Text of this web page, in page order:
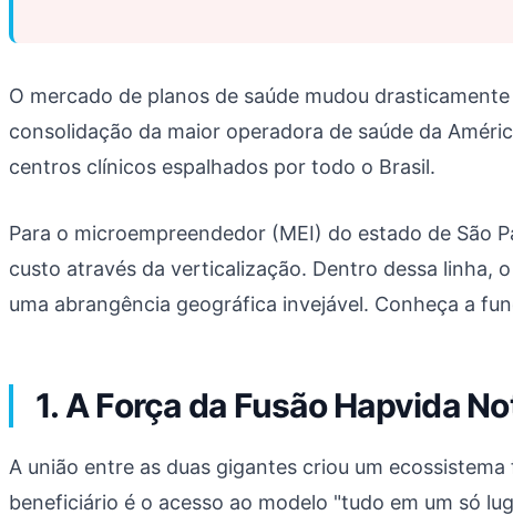
O mercado de planos de saúde mudou
consolidação da maior operadora de saúde da
centros clínicos espalhados por todo o Brasil.
Para o microempreendedor (MEI) do estado de São
custo através da verticalização. Dentro dessa linha,
uma abrangência geográfica invejável. Conheça a
1. A Força da Fusão Hapvida
A união entre as duas gigantes criou um
beneficiário é o acesso ao modelo "tudo em um só